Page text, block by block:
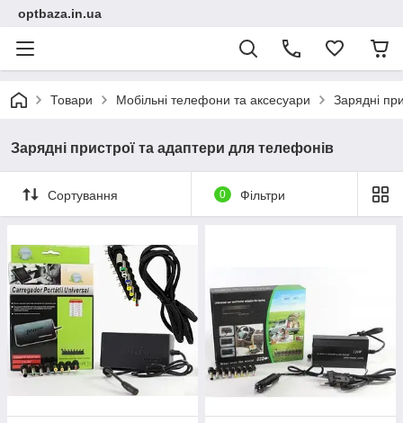
optbaza.in.ua
Товари Мобільні телефони та аксесуари Зарядні
Зарядні пристрої та адаптери для телефонів
Сортування 0 Фільтри